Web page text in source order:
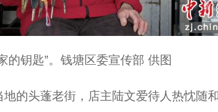
的钥匙”。钱塘区委宣传部 供图
头蓬老街，店主陆文爱待人热忱随